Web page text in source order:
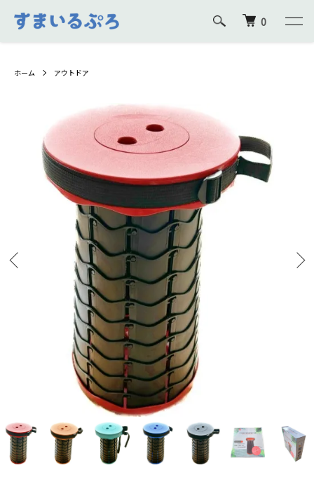
0
ホーム アウトドア